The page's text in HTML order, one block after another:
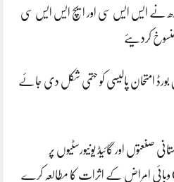
نے ایس ایس سی اور ایچ ایس ایس سی
کردیئے
امتحان پالیسی کو حتمی شکل دی جائے
صنعتوں اور گائیڈ یونیورسٹیوں پر
COVID-19 وبائی امراض کے اثرات کا مطالعہ کرے